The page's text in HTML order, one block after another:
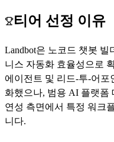
티어 선정 이유
Landbot은 노코드 챗봇
니스 자동화 효율성으로
에이전트 및 리드-투-어
화했으나, 범용 AI 플랫폼
연성 측면에서 특정 워크
니다.